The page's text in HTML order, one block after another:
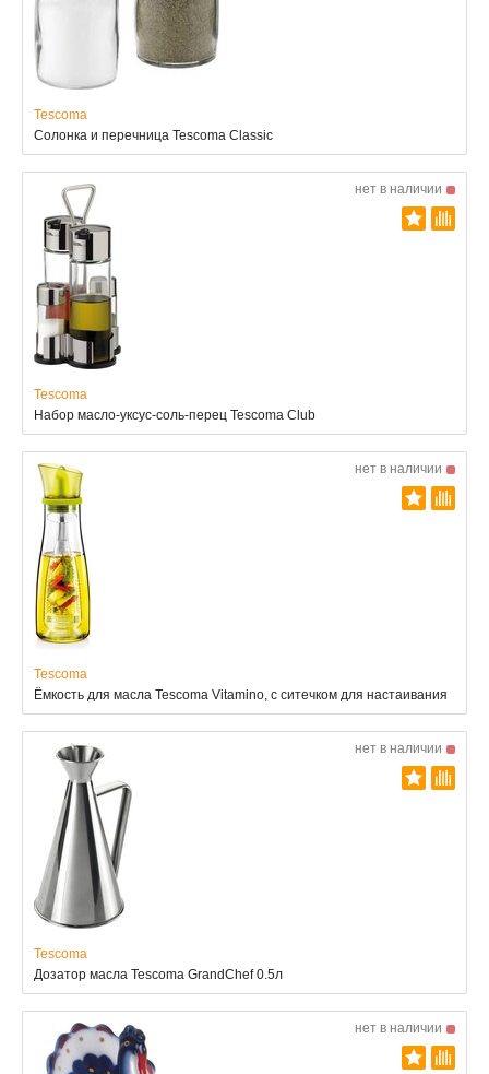
Tescoma
Солонка и перечница Tescoma Classic
нет в наличии
Tescoma
Набор масло-уксус-соль-перец Tescoma Club
нет в наличии
Tescoma
Ёмкость для масла Tescoma Vitamino, с ситечком для настаивания
нет в наличии
Tescoma
Дозатор масла Tescoma GrandChef 0.5л
нет в наличии